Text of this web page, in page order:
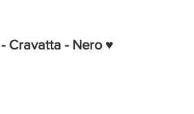
Cravatta - Nero ♥